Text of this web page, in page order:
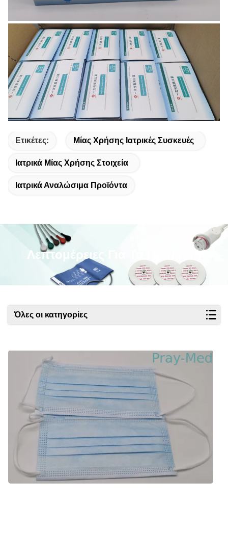
Ετικέτες: Μίας Χρήσης Ιατρικές Συσκευές
Ιατρικά Μίας Χρήσης Στοιχεία
Ιατρικά Αναλώσιμα Προϊόντα
Λεπτομέρειες Για Τα Προϊόντα
Όλες οι κατηγορίες